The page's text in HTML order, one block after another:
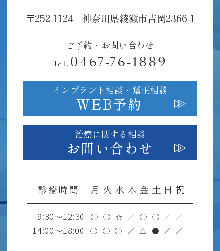
〒252-1124 神奈川県綾瀬市吉岡2366-1
ご予約・お問い合わせ
Tel. 0467-76-1889
インプラント相談・ 矯正相談
WEB予約
治療に関する相談
お問い合わせ
診療時間 月 火 水 木 金 土 日 祝
9:30～12:30 ○ ○ ☆ ／ ○ ○ ／ ／
14:00～18:00 ○ ○ ○ ／ △ ● ／ ／